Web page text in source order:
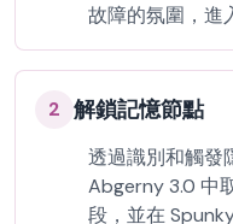
故障的氛圍，進
2 解鎖記憶節點
透過識別和觸發
Abgerny 3.0 中
段，並在